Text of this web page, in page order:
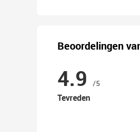
Beoordelingen
4.9 /5
Tevreden